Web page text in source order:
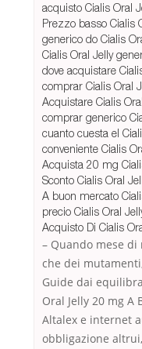
acquisto Cialis Oral
Prezzo basso Cialis
generico do Cialis
Cialis Oral Jelly
dove acquistare
comprar Cialis Oral
Acquistare Cialis
comprar generico
cuanto cuesta el
conveniente Cialis
Acquista 20 mg
Sconto Cialis Oral
A buon mercato
precio Cialis Oral
Acquisto Di Cialis
– Quando mese
che dei
Guide dai
Oral Jelly 20 mg A
Altalex e internet
obbligazione